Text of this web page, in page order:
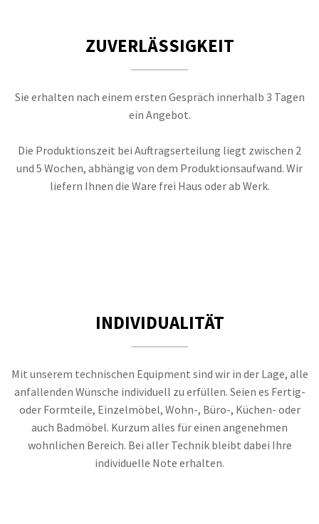
ZUVERLÄSSIGKEIT
Sie erhalten nach einem ersten Gespräch innerhalb 3 Tagen
ein Angebot.
Die Produktionszeit bei Auftragserteilung liegt zwischen 2
und 5 Wochen, abhängig von dem Produktionsaufwand. Wir
liefern Ihnen die Ware frei Haus oder ab Werk.
INDIVIDUALITÄT
Mit unserem technischen Equipment sind wir in der Lage, alle
anfallenden Wünsche individuell zu erfüllen. Seien es Fertig-
oder Formteile, Einzelmöbel, Wohn-, Büro-, Küchen- oder
auch Badmöbel. Kurzum alles für einen angenehmen
wohnlichen Bereich. Bei aller Technik bleibt dabei Ihre
individuelle Note erhalten.